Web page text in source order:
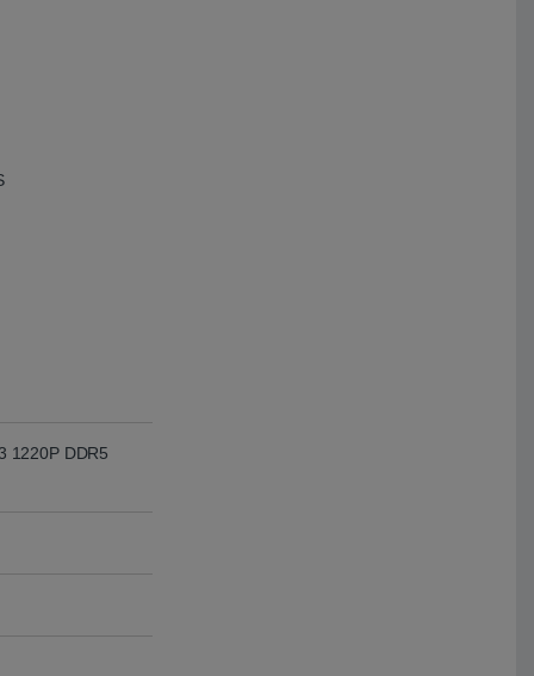
1220P DDR5